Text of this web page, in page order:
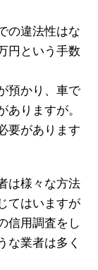
の違法性はな
円という手数
預かり、車で
りますが。
要があります
は様々な方法
てはいますが
信用調査をし
な業者は多く